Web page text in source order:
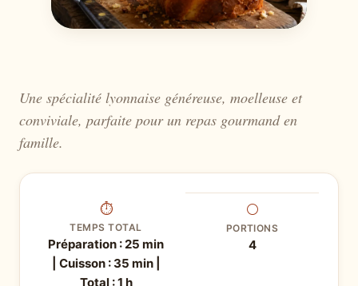
Une spécialité lyonnaise généreuse, moelleuse et
conviviale, parfaite pour un repas gourmand en
famille.
⏱
TEMPS TOTAL
Préparation : 25 min
| Cuisson : 35 min |
Total : 1 h
⚪
PORTIONS
4